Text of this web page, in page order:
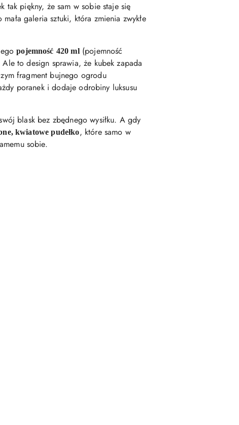
tak piękny, że sam w sobie staje się
galeria sztuki, która zmienia zwykłe
pojemność 420 ml(pojemność
to design sprawia, że kubek zapada
fragment bujnego ogrodu
poranek i dodaje odrobiny luksusu
blask bez zbędnego wysiłku. A gdy
kwiatowe pudełko, które samo w
sobie.